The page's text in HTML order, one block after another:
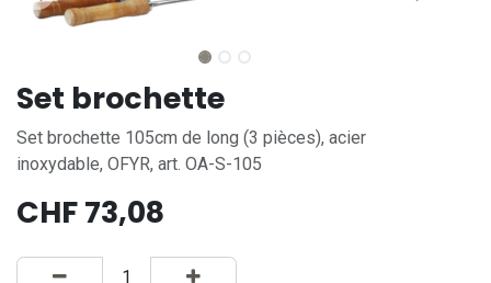
Set brochette
Set brochette 105cm de long (3 pièces), acier
inoxydable, OFYR, art. OA-S-105
CHF73,08